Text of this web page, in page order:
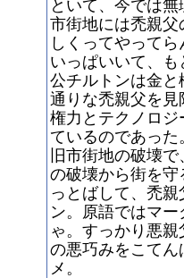
といて、今では
市街地には禿親
しくってやって
いっぱいいて、
公チルトンは金
通りな禿親父を
権力とテクノロ
ているのであっ
旧市街地の破壊
の破壊から街を
っとばして、禿
ン。原語ではマ
ゃ。すっかり悪
の悪巧みをこて
メ。